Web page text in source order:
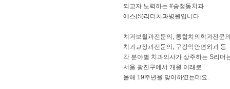
되고자 노력하는 #송정동치과
에스(S)리더치과병원입니다.​
치과보철과전문의, 통합치의학과전문
치과교정과전문의, 구강악안면외과 등
각 분야별 치과의사가 상주하는 S리더
서울 광진구에서 개원 이래로
올해 19주년을 맞이하였는데요.